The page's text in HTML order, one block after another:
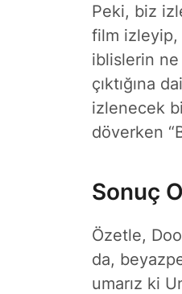
Peki, biz
film izleyip,
iblislerin ne
çıktığına
izlenecek
döverken
Sonuç
Özetle,
da,
umarız ki